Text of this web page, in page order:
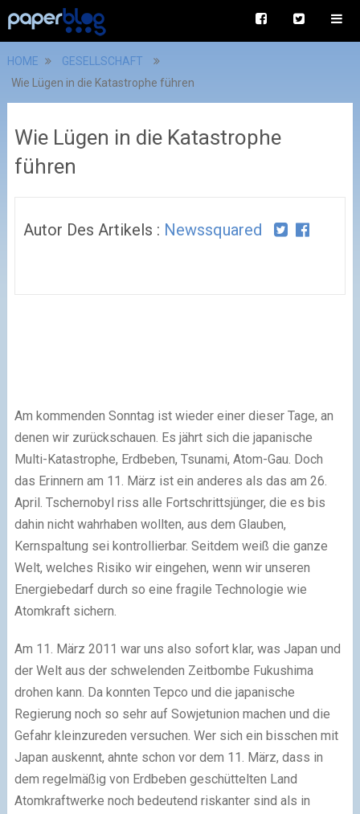
HOME
GESELLSCHAFT
Wie Lügen in die Katastrophe führen
Wie Lügen in die Katastrophe
führen
Autor Des Artikels : Newssquared
Am kommenden Sonntag ist wieder einer dieser Tage, an
denen wir zurückschauen. Es jährt sich die japanische
Multi-Katastrophe, Erdbeben, Tsunami, Atom-Gau. Doch
das Erinnern am 11. März ist ein anderes als das am 26.
April. Tschernobyl riss alle Fortschrittsjünger, die es bis
dahin nicht wahrhaben wollten, aus dem Glauben,
Kernspaltung sei kontrollierbar. Seitdem weiß die ganze
Welt, welches Risiko wir eingehen, wenn wir unseren
Energiebedarf durch so eine fragile Technologie wie
Atomkraft sichern.
Am 11. März 2011 war uns also sofort klar, was Japan und
der Welt aus der schwelenden Zeitbombe Fukushima
drohen kann. Da konnten Tepco und die japanische
Regierung noch so sehr auf Sowjetunion machen und die
Gefahr kleinzureden versuchen. Wer sich ein bisschen mit
Japan auskennt, ahnte schon vor dem 11. März, dass in
dem regelmäßig von Erdbeben geschüttelten Land
Atomkraftwerke noch bedeutend riskanter sind als in